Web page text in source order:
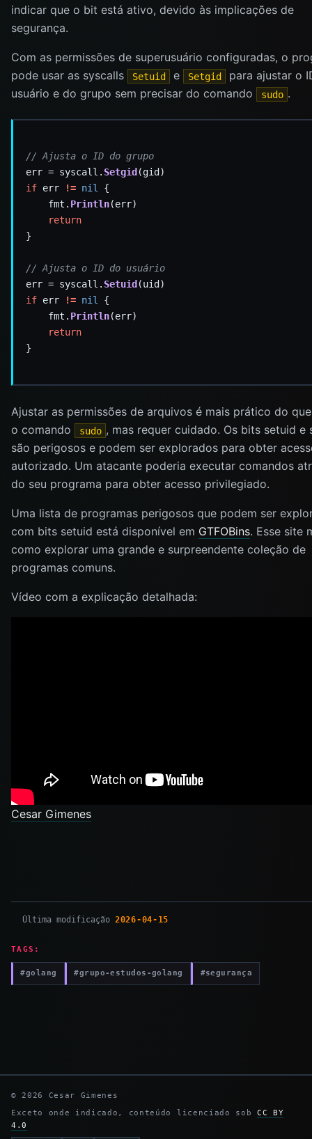
indicar que o bit está ativo, devido às implicações de
segurança.
Com as permissões de superusuário configuradas, o
pode usar as syscalls
Setuid e Setgid
para ajustar o
usuário e do grupo sem precisar do comando
sudo .
// Ajusta o ID do grupo
err = syscall. Setgid
if err != nil
    fmt.
Println
return
// Ajusta o ID do usuário
err = syscall. Setuid
if err != nil
    fmt.
Println
return
Ajustar as permissões de arquivos é mais prático do
o comando
sudo , mas requer cuidado. Os bits setuid e
são perigosos e podem ser explorados para obter
autorizado. Um atacante poderia executar comandos
do seu programa para obter acesso privilegiado.
Uma lista de programas perigosos que podem ser
com bits setuid está disponível em GTFOBins. Esse site
como explorar uma grande e surpreendente coleção de
programas comuns.
Vídeo com a explicação detalhada:
Cesar Gimenes
Última modificação 2026-04-15
TAGS:
#golang #grupo-estudos-golang #segurança
© 2026 Cesar Gimenes
Exceto onde indicado, conteúdo licenciado sob CC BY
4.0